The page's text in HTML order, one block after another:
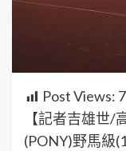
Post Views:
【記者吉雄世/
(PONY)野馬級